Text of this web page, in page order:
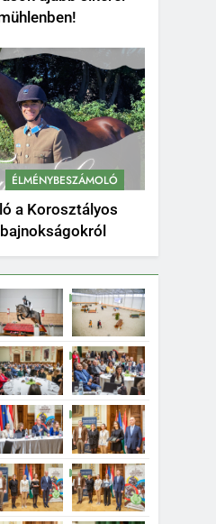
ÉLMÉNYBESZÁMOLÓ
a Korosztályos